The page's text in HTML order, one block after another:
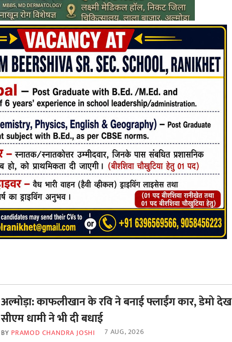
अल्मोड़ा: काफलीखान के रवि ने बनाई फ्लाईंग कार, डेमो देख
सीएम धामी ने भी दी बधाई
BY PRAMOD CHANDRA JOSHI 7 AUG, 2026